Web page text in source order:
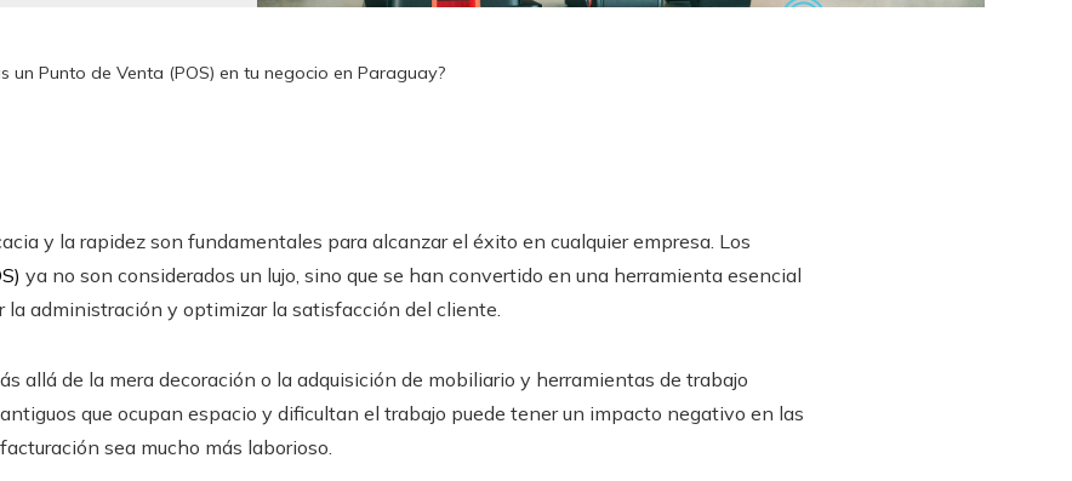
un Punto de Venta (POS) en tu negocio en Paraguay?
y la rapidez son fundamentales para alcanzar el éxito en cualquier empresa. Los
ya no son considerados un lujo, sino que se han convertido en una herramienta esencial
la administración y optimizar la satisfacción del cliente.
allá de la mera decoración o la adquisición de mobiliario y herramientas de trabajo
que ocupan espacio y dificultan el trabajo puede tener un impacto negativo en las
sea mucho más laborioso.